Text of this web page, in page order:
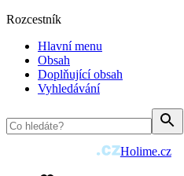
Rozcestník
Hlavní menu
Obsah
Doplňující obsah
Vyhledávání
Holime.cz